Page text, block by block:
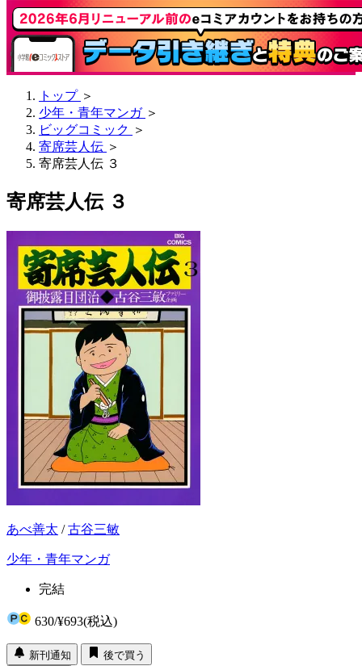
トップ ＞
少年・青年マンガ ＞
ビッグコミック ＞
寄席芸人伝 ＞
寄席芸人伝 ３
寄席芸人伝 ３
あべ善太 /古谷三敏
少年・青年マンガ
完結
630/¥693(税込)
新刊通知
後で買う